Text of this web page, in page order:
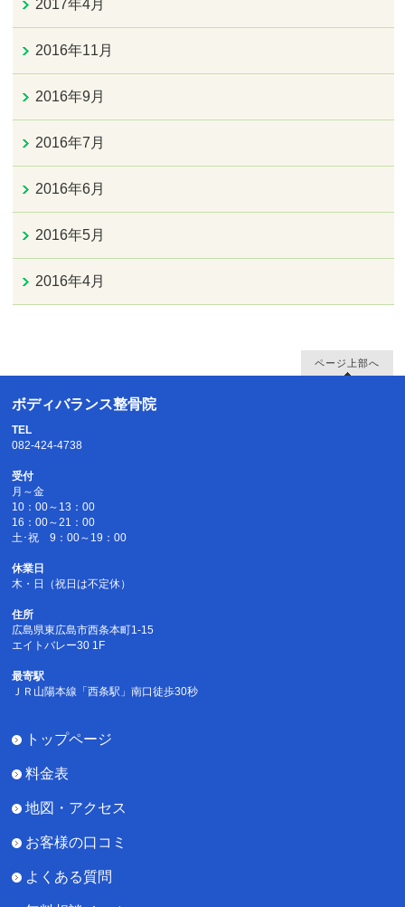
2017年4月
2016年11月
2016年9月
2016年7月
2016年6月
2016年5月
2016年4月
ページ上部へ
ボディバランス整骨院
TEL
082-424-4738
受付
月～金
10：00～13：00
16：00～21：00
土･祝 9：00～19：00
休業日
木・日（祝日は不定休）
住所
広島県東広島市西条本町1-15
エイトバレー30 1F
最寄駅
ＪＲ山陽本線「西条駅」南口徒歩30秒
トップページ
料金表
地図・アクセス
お客様の口コミ
よくある質問